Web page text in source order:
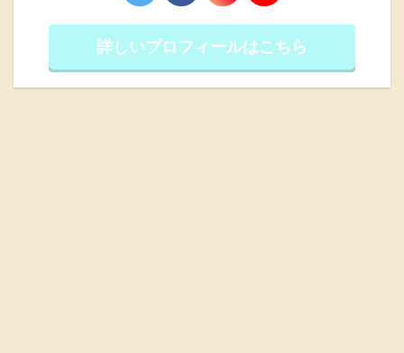
詳しいプロフィールはこちら